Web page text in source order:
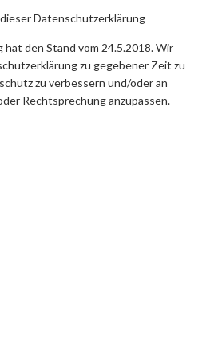
Datenschutzerklärung
den Stand vom 24.5.2018. Wir
zu gegebener Zeit zu
zu verbessern und/oder an
Rechtsprechung anzupassen.